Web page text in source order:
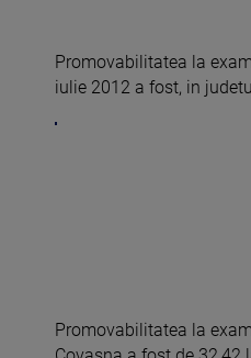
Promovabilitatea la
iulie 2012 a fost, in
Promovabilitatea la